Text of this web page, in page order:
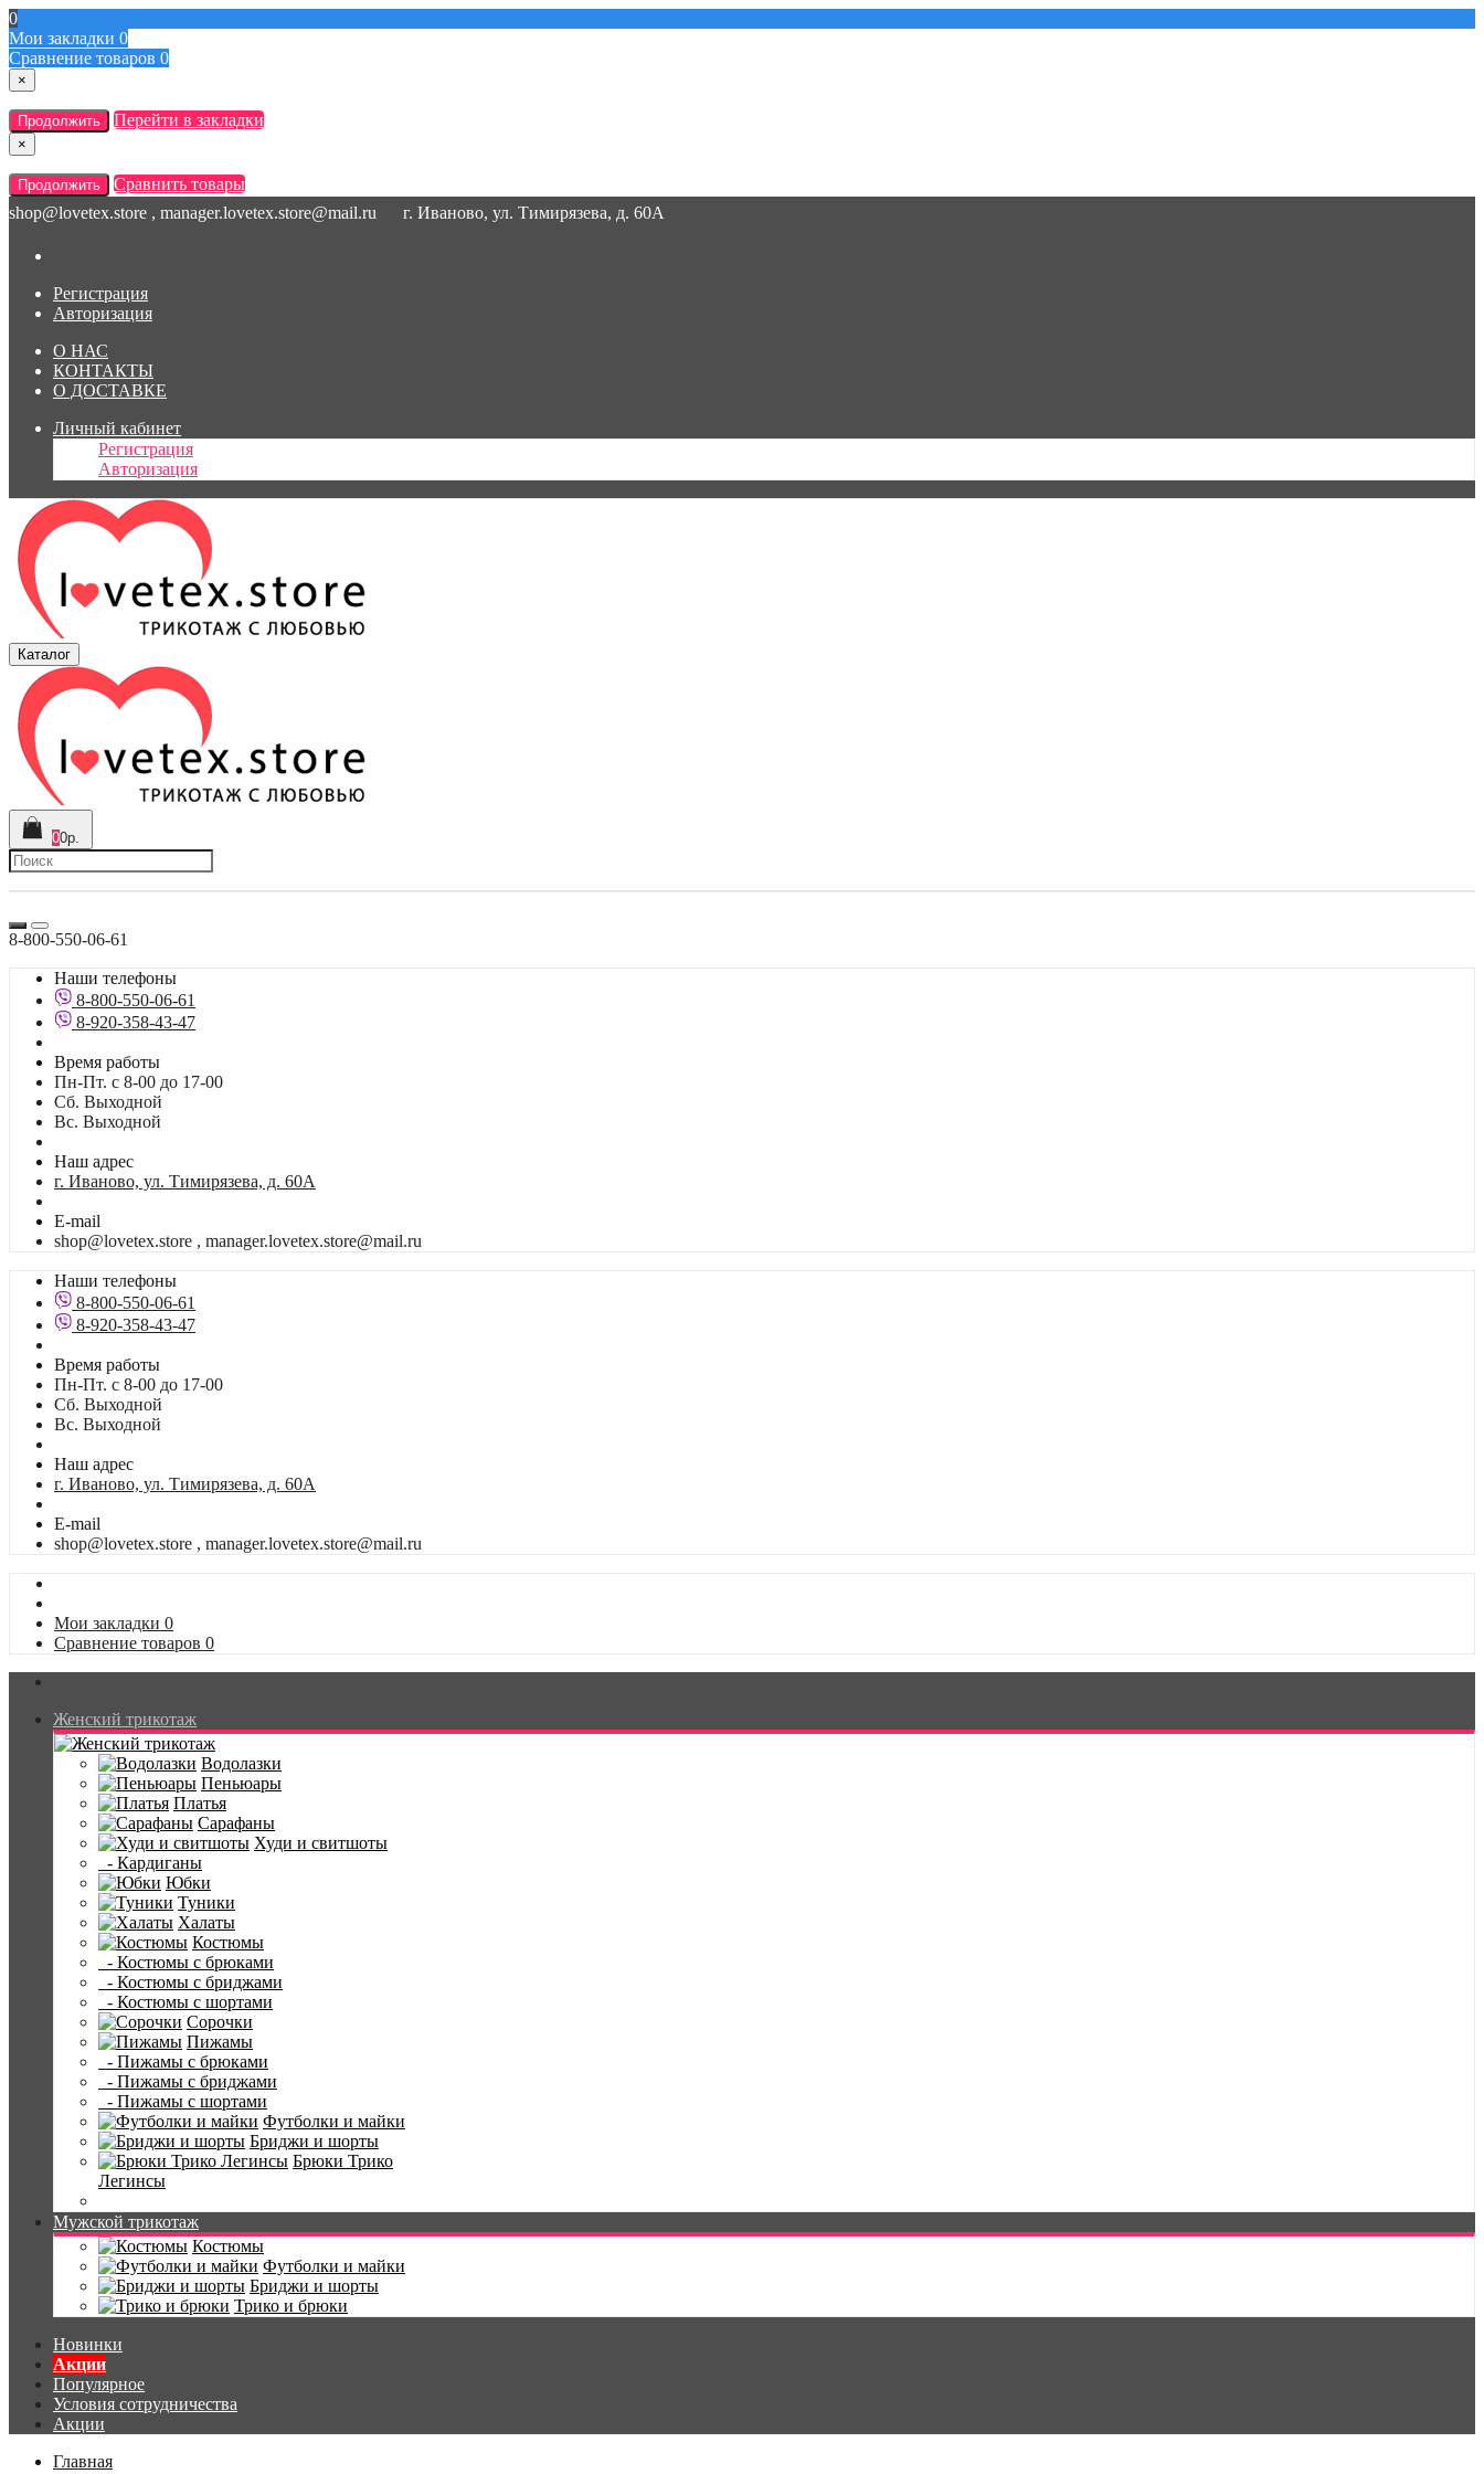
0
Мои закладки 0
Сравнение товаров 0
×
Продолжить Перейти в закладки
×
Продолжить
Сравнить товары
shop@lovetex.store , manager.lovetex.store@mail.ru
г. Иваново, ул. Тимирязева, д. 60А
Регистрация
Авторизация
О НАС
КОНТАКТЫ
О ДОСТАВКЕ
Личный кабинет
Регистрация
Авторизация
Каталог
00р.
8-800-550-06-61
Наши телефоны
8-800-550-06-61
8-920-358-43-47
Время работы
Пн-Пт. с 8-00 до 17-00
Сб. Выходной
Вс. Выходной
Наш адрес
г. Иваново, ул. Тимирязева, д. 60А
E-mail
shop@lovetex.store , manager.lovetex.store@mail.ru
Наши телефоны
8-800-550-06-61
8-920-358-43-47
Время работы
Пн-Пт. с 8-00 до 17-00
Сб. Выходной
Вс. Выходной
Наш адрес
г. Иваново, ул. Тимирязева, д. 60А
E-mail
shop@lovetex.store , manager.lovetex.store@mail.ru
Мои закладки 0
Сравнение товаров 0
Женский трикотаж
Водолазки
Пеньюары
Платья
Сарафаны
Худи и свитшоты
- Кардиганы
Юбки
Туники
Халаты
Костюмы
- Костюмы с брюками
- Костюмы с бриджами
- Костюмы с шортами
Сорочки
Пижамы
- Пижамы с брюками
- Пижамы с бриджами
- Пижамы с шортами
Футболки и майки
Бриджи и шорты
Брюки Трико
Легинсы
Мужской трикотаж
Костюмы
Футболки и майки
Бриджи и шорты
Трико и брюки
Новинки
Акции
Популярное
Условия сотрудничества
Акции
Главная